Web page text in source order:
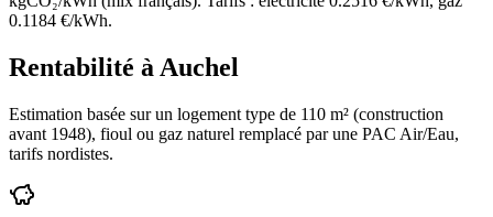
0.1184 €/kWh.
Rentabilité àAuchel
Estimation basée sur un logement type de 110 m² (construction
avant 1948), fioul ou gaz naturel remplacé par une PAC Air/Eau,
tarifs nordistes.